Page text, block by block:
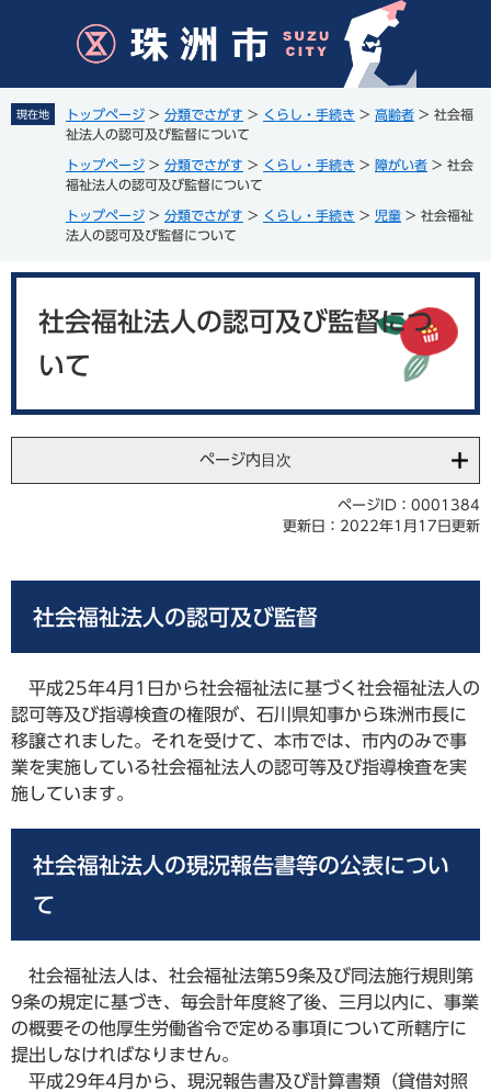
先
頭
を
飛
現在地 トップページ > 分類でさがす > くらし・手続き > 高齢者 > 社会福
祉法人の認可及び監督について
トップページ > 分類でさがす > くらし・手続き > 障がい者 > 社会
福祉法人の認可及び監督について
トップページ > 分類でさがす > くらし・手続き > 児童 > 社会福祉
法人の認可及び監督について
社会福祉法人の認可及び監督につ
いて
ページ内目次
ページID：0001384
更新日：2022年1月17日更新
社会福祉法人の認可及び監督
平成25年4月1日から社会福祉法に基づく社会福祉法人の
認可等及び指導検査の権限が、石川県知事から珠洲市長に
移譲されました。それを受けて、本市では、市内のみで事
業を実施している社会福祉法人の認可等及び指導検査を実
施しています。
社会福祉法人の現況報告書等の公表につい
て
社会福祉法人は、社会福祉法第59条及び同法施行規則第
9条の規定に基づき、毎会計年度終了後、三月以内に、事業
の概要その他厚生労働省令で定める事項について所轄庁に
提出しなければなりません。
平成29年4月から、現況報告書及び計算書類（貸借対照